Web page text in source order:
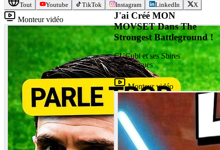
Tout Youtube TikTok Instagram LinkedIn X
Monteur vidéo
J'ai Créé MON
MOVSET Dans The
Strongest Battleground !
CUCubi et ses Sbires
•22.7K vues
Monteur vidéo